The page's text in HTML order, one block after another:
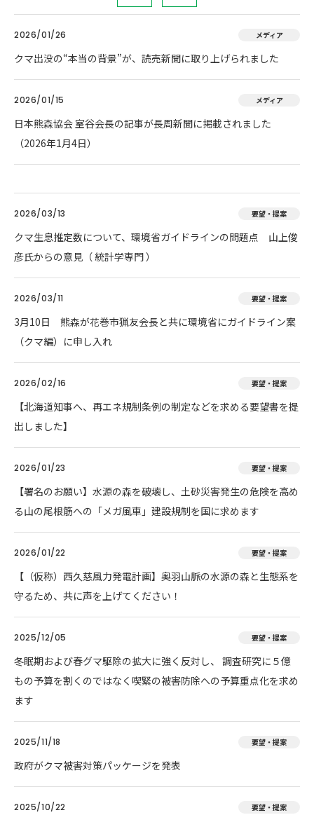
2026/01/26 メディア
クマ出没の“本当の背景”が、読売新聞に取り上げられました
2026/01/15 メディア
日本熊森協会 室谷会長の記事が長周新聞に掲載されました
（2026年1月4日）
2026/03/13 要望・提案
クマ生息推定数について、環境省ガイドラインの問題点 山上俊
彦氏からの意見（ 統計学専門 ）
2026/03/11 要望・提案
3月10日 熊森が花巻市猟友会長と共に環境省にガイドライン案
（クマ編）に申し入れ
2026/02/16 要望・提案
【北海道知事へ、再エネ規制条例の制定などを求める要望書を提
出しました】
2026/01/23 要望・提案
【署名のお願い】水源の森を破壊し、土砂災害発生の危険を高め
る山の尾根筋への「メガ風車」建設規制を国に求めます
2026/01/22 要望・提案
【（仮称）西久慈風力発電計画】奥羽山脈の水源の森と生態系を
守るため、共に声を上げてください！
2025/12/05 要望・提案
冬眠期および春グマ駆除の拡大に強く反対し、 調査研究に５億
もの予算を割くのではなく喫緊の被害防除への予算重点化を求め
ます
2025/11/18 要望・提案
政府がクマ被害対策パッケージを発表
2025/10/22 要望・提案